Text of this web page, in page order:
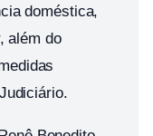
doméstica,
além do